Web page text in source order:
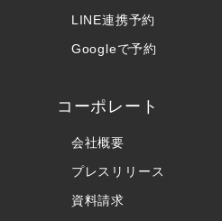
LINE連携予約
Googleで予約
コーポレート
会社概要
プレスリリース
資料請求